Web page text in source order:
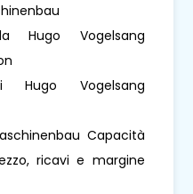
Hugo Vogelsang
Hugo Vogelsang
Capacità
ricavi e margine